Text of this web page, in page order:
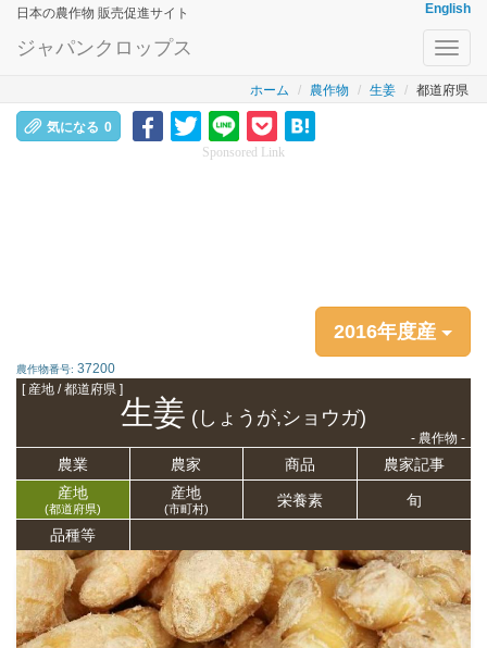
日本の農作物 販売促進サイト English
ジャパンクロップス
ホーム 農作物 生姜 都道府県
気になる 0
Sponsored Link
2016年度産
農作物番号: 37200
[ 産地 / 都道府県 ]
生姜 (しょうが,ショウガ)
- 農作物 -
農業 農家 商品
農家記事
産地
(都道府県)
産地
(市町村) 栄養素 旬
品種等